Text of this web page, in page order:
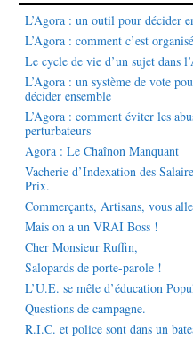
L’Agora : un outil pour décider
L’Agora : comment c’est organisé
Le cycle de vie d’un sujet dans
L’Agora : un système de vote
décider ensemble
L’Agora : comment éviter les
perturbateurs
Agora : Le Chaînon Manquant
Vacherie d’Indexation des
Prix.
Commerçants, Artisans, vous
Mais on a un VRAI Boss !
Cher Monsieur Ruffin,
Salopards de porte-parole !
L’U.E. se mêle d’éducation
Questions de campagne.
R.I.C. et police sont dans un